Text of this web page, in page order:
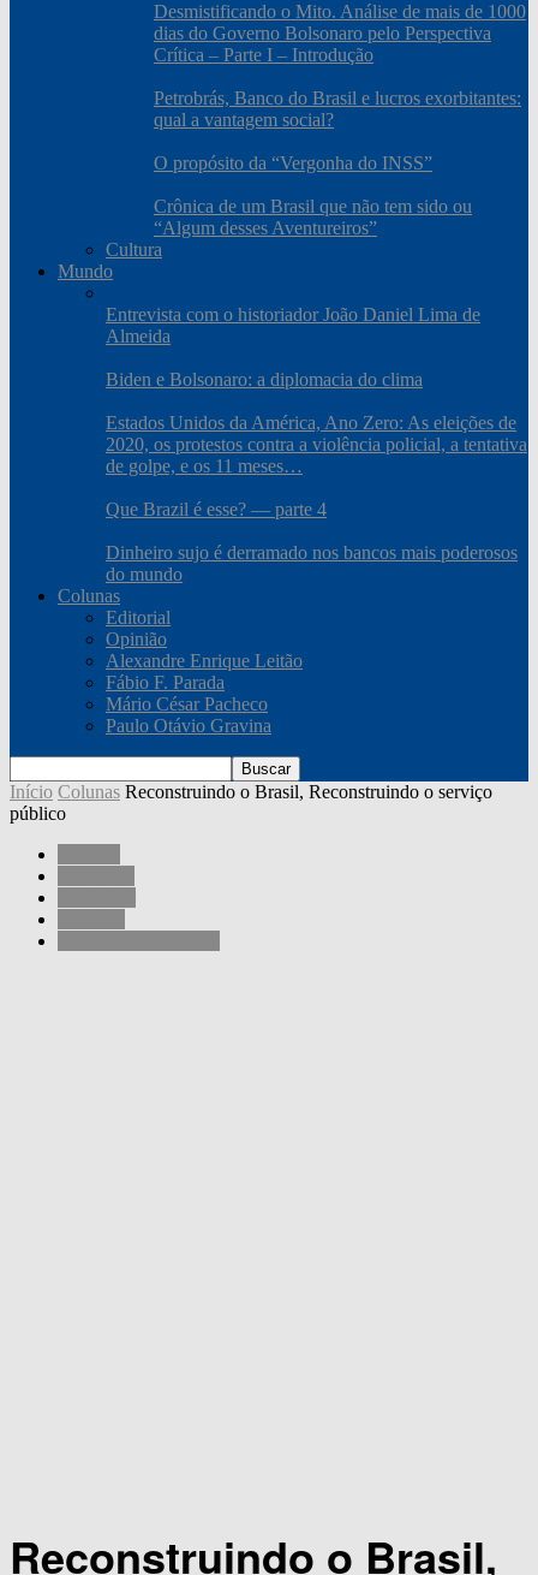
Desmistificando o Mito. Análise de mais de 1000
dias do Governo Bolsonaro pelo Perspectiva
Crítica – Parte I – Introdução
Petrobrás, Banco do Brasil e lucros exorbitantes:
qual a vantagem social?
O propósito da “Vergonha do INSS”
Crônica de um Brasil que não tem sido ou
“Algum desses Aventureiros”
Cultura
Mundo
Entrevista com o historiador João Daniel Lima de
Almeida
Biden e Bolsonaro: a diplomacia do clima
Estados Unidos da América, Ano Zero: As eleições de
2020, os protestos contra a violência policial, a tentativa
de golpe, e os 11 meses…
Que Brazil é esse? — parte 4
Dinheiro sujo é derramado nos bancos mais poderosos
do mundo
Colunas
Editorial
Opinião
Alexandre Enrique Leitão
Fábio F. Parada
Mário César Pacheco
Paulo Otávio Gravina
Início Colunas Reconstruindo o Brasil, Reconstruindo o serviço
público
Reconstruindo o Brasil,